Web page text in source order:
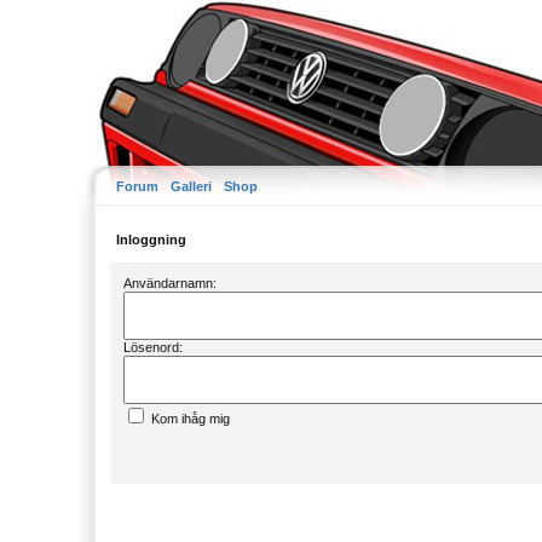
Forum Galleri Shop
Inloggning
Användarnamn:
Lösenord:
Kom ihåg mig